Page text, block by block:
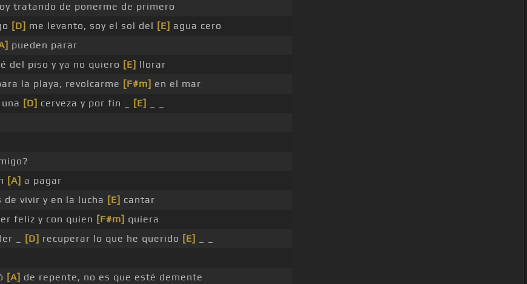
tratando de ponerme de primero
[D] me levanto, soy el sol del [E] agua cero
pueden parar
del piso y ya no quiero [E] llorar
la playa, revolcarme [F#m] en el mar
[D] cerveza y por fin _ [E]
[A] a pagar
de vivir y en la lucha [E] cantar
feliz y con quien [F#m] quiera
_
[D] recuperar lo que he querido [E]
[A] de repente, no es que esté demente